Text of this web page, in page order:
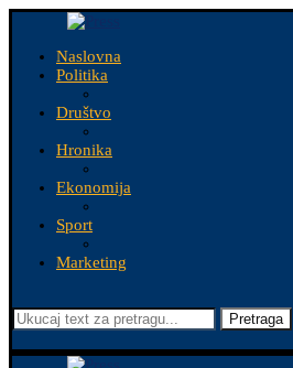
Naslovna
Politika
Društvo
Hronika
Ekonomija
Sport
Marketing
Pretraga